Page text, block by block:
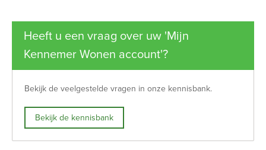
Heeft u een vraag over uw 'Mijn
Kennemer Wonen account'?
Bekijk de veelgestelde vragen in onze kennisbank.
Bekijk de kennisbank